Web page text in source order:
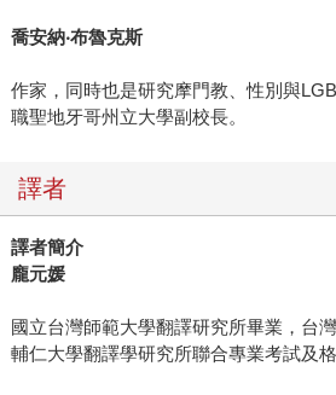
喬安納‧布魯克斯
作家，同時也是研究摩門教、性別與
職聖地牙哥州立大學副校長。
譯者
譯者簡介
龐元媛
國立台灣師範大學翻譯研究所畢業，台
輔仁大學翻譯學研究所聯合專業考試及